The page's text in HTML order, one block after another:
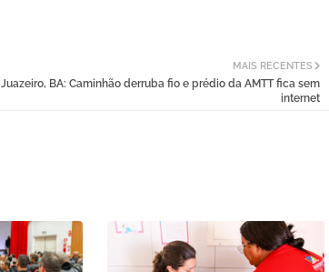
MAIS RECENTES
Juazeiro, BA: Caminhão derruba fio e prédio da AMTT fica sem
internet